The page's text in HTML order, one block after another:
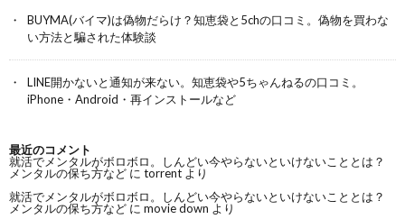
BUYMA(バイマ)は偽物だらけ？知恵袋と5chの口コミ。偽物を買わな
い方法と騙された体験談
LINE開かないと通知が来ない。知恵袋や5ちゃんねるの口コミ。
iPhone・Android・再インストールなど
最近のコメント
就活でメンタルがボロボロ。しんどい今やらないといけないこととは？
メンタルの保ち方など に torrent より
就活でメンタルがボロボロ。しんどい今やらないといけないこととは？
メンタルの保ち方など に movie down より